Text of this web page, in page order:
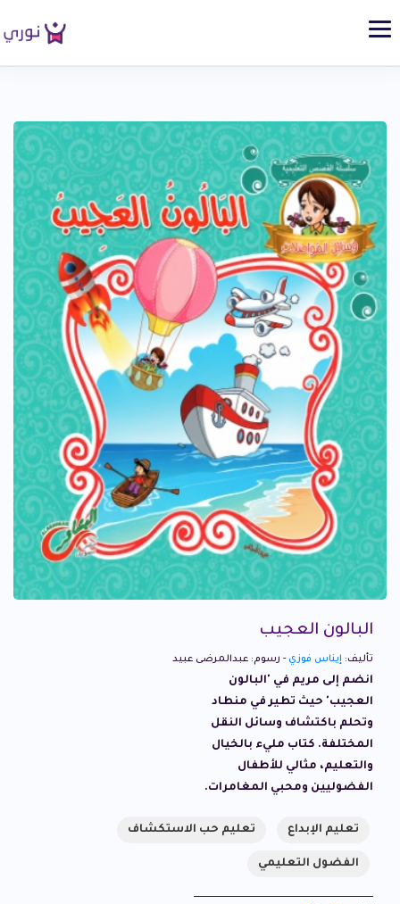
البالون العجيب
تأليف: إيناس فوزي - رسوم: عبدالمرضى عبيد
انضم إلى مريم في 'البالون
العجيب' حيث تطير في منطاد
وتحلم باكتشاف وسائل النقل
المختلفة. كتاب مليء بالخيال
والتعليم، مثالي للأطفال
الفضوليين ومحبي المغامرات.
تعليم الإبداع تعليم حب الاستكشاف
الفضول التعليمي